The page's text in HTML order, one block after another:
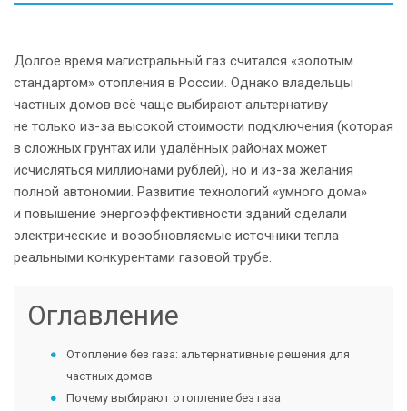
Долгое время магистральный газ считался «золотым
стандартом» отопления в России. Однако владельцы
частных домов всё чаще выбирают альтернативу
не только из-за высокой стоимости подключения (которая
в сложных грунтах или удалённых районах может
исчисляться миллионами рублей), но и из-за желания
полной автономии. Развитие технологий «умного дома»
и повышение энергоэффективности зданий сделали
электрические и возобновляемые источники тепла
реальными конкурентами газовой трубе.
Оглавление
Отопление без газа: альтернативные решения для
частных домов
Почему выбирают отопление без газа